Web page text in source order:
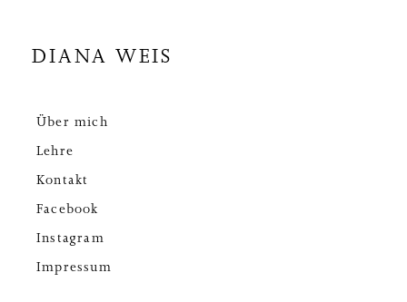
DIANA WEIS
Über mich
Lehre
Kontakt
Facebook
Instagram
Impressum